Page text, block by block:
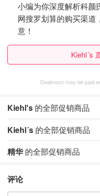
小编为你深度解析科颜
网搜罗划算的购买渠
意！
Kiehl´s
Dealmoon may be paid
Kiehl's 的全部促销商品
Kiehl´s 的全部促销商品
精华的全部促销商品
评论